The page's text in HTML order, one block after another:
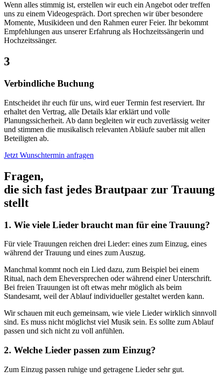
Wenn alles stimmig ist, erstellen wir euch ein Angebot oder treffen
uns zu einem Videogespräch. Dort sprechen wir über besondere
Momente, Musikideen und den Rahmen eurer Feier. Ihr bekommt
Empfehlungen aus unserer Erfahrung als Hochzeitssängerin und
Hochzeitssänger.
3
Verbind­liche Buchung
Entscheidet ihr euch für uns, wird euer Termin fest reserviert. Ihr
erhaltet den Vertrag, alle Details klar erklärt und volle
Planungssicherheit. Ab dann begleiten wir euch zuverlässig weiter
und stimmen die musikalisch relevanten Abläufe sauber mit allen
Beteiligten ab.
Jetzt Wunschtermin anfragen
Fragen,
die sich fast jedes Brautpaar zur Trauung
stellt
1. Wie viele Lieder braucht man für eine Trauung?
Für viele Trauungen reichen drei Lieder: eines zum Einzug, eines
während der Trauung und eines zum Auszug.
Manchmal kommt noch ein Lied dazu, zum Beispiel bei einem
Ritual, nach dem Eheversprechen oder während einer Unterschrift.
Bei freien Trauungen ist oft etwas mehr möglich als beim
Standesamt, weil der Ablauf individueller gestaltet werden kann.
Wir schauen mit euch gemeinsam, wie viele Lieder wirklich sinnvoll
sind. Es muss nicht möglichst viel Musik sein. Es sollte zum Ablauf
passen und sich nicht zu voll anfühlen.
2. Welche Lieder passen zum Einzug?
Zum Einzug passen ruhige und getragene Lieder sehr gut.